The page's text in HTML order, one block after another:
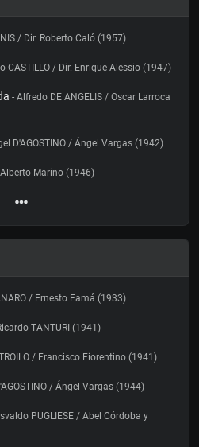
/ Dir. Roberto Caló (1957)
CASTILLO / Dir. Enrique Alessio (1947)
- Alfredo DE ANGELIS / Oscar Larroca
D'AGOSTINO / Ángel Vargas (1942)
Marino (1946)
/ Ernesto Famá (1933)
TANTURI (1941)
/ Francisco Fiorentino (1941)
/ Ángel Vargas (1944)
PUGLIESE / Abel Córdoba y